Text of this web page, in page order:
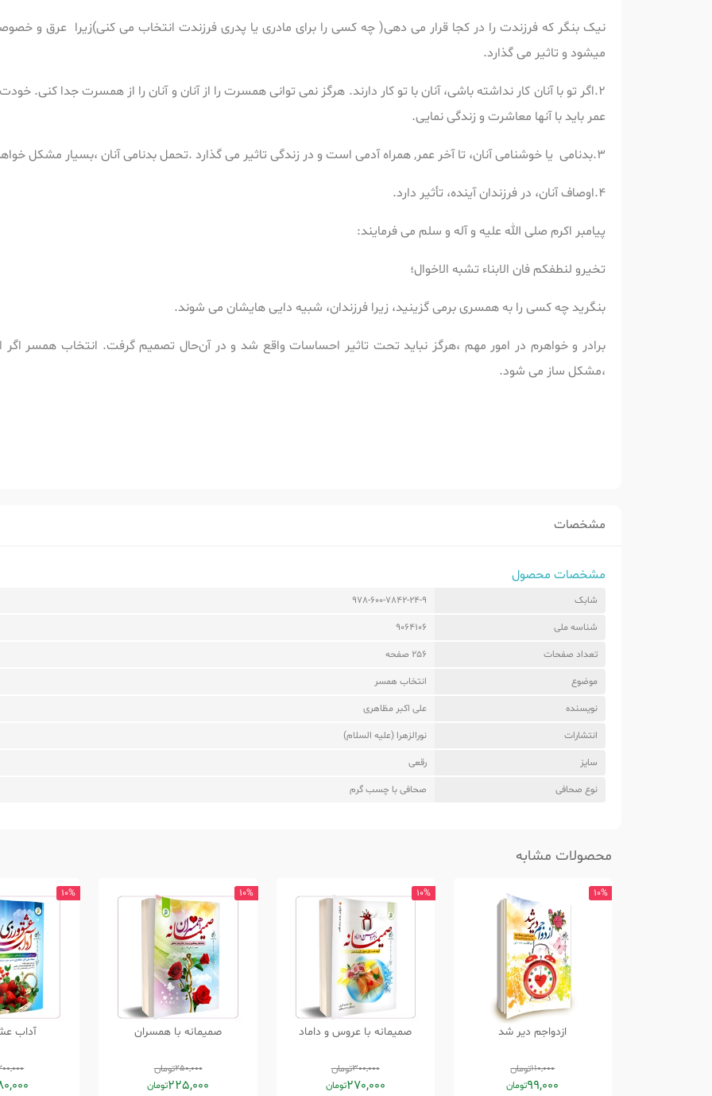
نیک بنگر که فرزندت را در کجا قرار می دهی( چه کسی را برای مادری یا پدری فرزندت انتخاب می کنی)زیرا عرق و
میشود و تاثیر می گذارد.
2.اگر تو با آنان کار نداشته باشی، آنان با تو کار دارند. هرگز نمی توانی همسرت را از آنان و آنان را از همسرت جدا کنی.
عمر باید با آنها معاشرت و زندگی نمایی.
3.بدنامی یا خوشنامی آنان، تا آخر عمر, همراه آدمی است و در زندگی تاثیر می گذارد .تحمل بدنامی آنان ،بسیار مشکل خواهد بود.
4.اوصاف آنان، در فرزندان آینده، تأثیر دارد.
پیامبر اکرم صلی الله علیه و آله و سلم می فرمایند:
تخیرو لنطفکم فان الابناء تشبه الاخوال؛
بنگرید چه کسی را به همسری برمی گزینید، زیرا فرزندان، شبیه دایی هایشان می شوند.
برادر و خواهرم در امور مهم ،هرگز نباید تحت تاثیر احساسات واقع شد و در آن‌حال تصمیم گرفت. انتخاب همسر
،مشکل ساز می شود.
مشخصات
مشخصات محصول
شابک 978-600-7842-24-9
شناسه ملی 9064106
تعداد صفحات 256 صفحه
موضوع انتخاب همسر
نویسنده علی اکبر مظاهری
انتشارات نورالزهرا (علیه السلام)
سایز رقعی
نوع صحافی صحافی با چسب گرم
محصولات مشابه
10%
ازدواجم دیر شد
110,000تومان
99,000تومان
10%
صمیمانه با عروس و داماد
300,000تومان
270,000تومان
10%
صمیمانه با همسران
250,000تومان
225,000تومان
10%
آداب